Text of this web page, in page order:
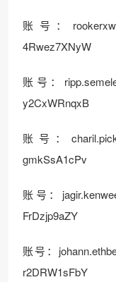
账号：
4Rwez7XNyW
账号：
y2CxWRnqxB
账号：
gmkSsA1cPv
账号：
FrDzjp9aZY
账号：
r2DRW1sFbY